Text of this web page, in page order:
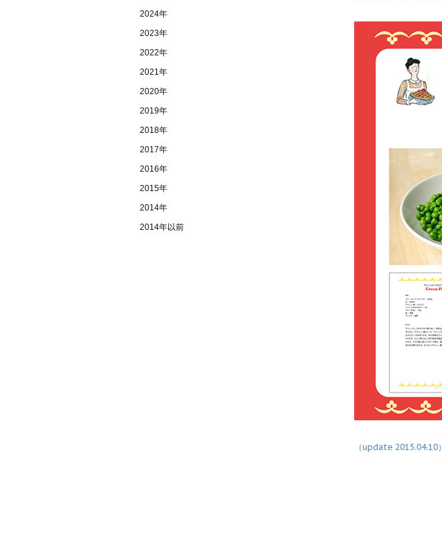
2024年
2023年
2022年
2021年
2020年
2019年
2018年
2017年
2016年
2015年
2014年
2014年以前
（update 2015.04.10）